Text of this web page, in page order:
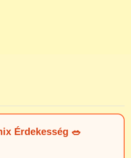
Érdekesség 🥗